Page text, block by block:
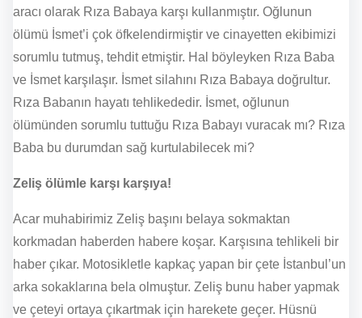
aracı olarak Rıza Babaya karşı kullanmıştır. Oğlunun
ölümü İsmet’i çok öfkelendirmiştir ve cinayetten ekibimizi
sorumlu tutmuş, tehdit etmiştir. Hal böyleyken Rıza Baba
ve İsmet karşılaşır. İsmet silahını Rıza Babaya doğrultur.
Rıza Babanın hayatı tehlikededir. İsmet, oğlunun
ölümünden sorumlu tuttuğu Rıza Babayı vuracak mı? Rıza
Baba bu durumdan sağ kurtulabilecek mi?
Zeliş ölümle karşı karşıya!
Acar muhabirimiz Zeliş başını belaya sokmaktan
korkmadan haberden habere koşar. Karşısına tehlikeli bir
haber çıkar. Motosikletle kapkaç yapan bir çete İstanbul’un
arka sokaklarına bela olmuştur. Zeliş bunu haber yapmak
ve çeteyi ortaya çıkartmak için harekete geçer. Hüsnü